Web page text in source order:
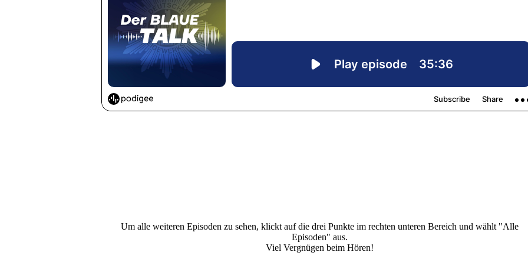
Um alle weiteren Episoden zu sehen, klickt auf die drei Punkte im rechten unteren Bereich und wählt "Alle
Episoden" aus.
Viel Vergnügen beim Hören!